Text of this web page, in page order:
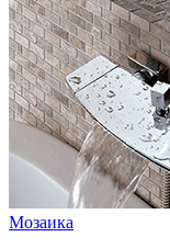
Мозаика